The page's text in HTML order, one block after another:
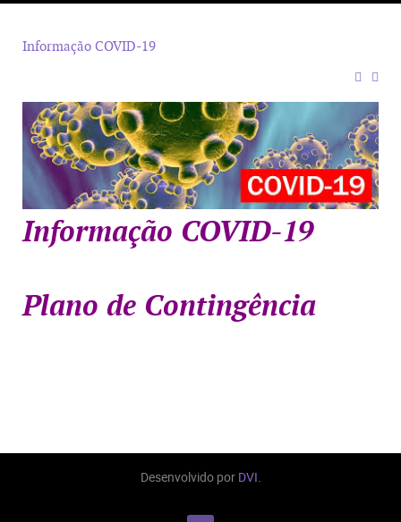
Informação COVID-19
Informação COVID-19
Plano de Contingência
Desenvolvido por DVI